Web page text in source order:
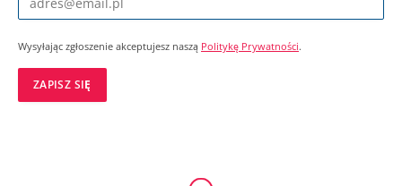
Wysyłając zgłoszenie akceptujesz naszą Politykę Prywatności.